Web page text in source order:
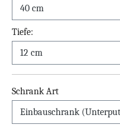
Tiefe:
Schrank Art